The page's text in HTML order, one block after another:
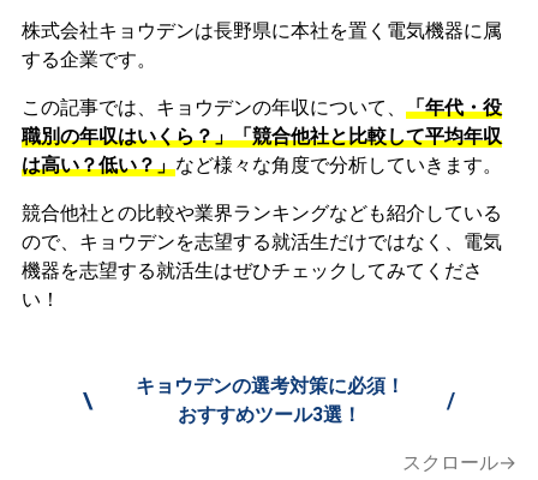
株式会社キョウデンは長野県に本社を置く電気機器に属
する企業です。
この記事では、キョウデンの年収について、 「年代・役
職別の年収はいくら？」「競合他社と比較して平均年収
は高い？低い？」など様々な角度で分析していきます。
競合他社との比較や業界ランキングなども紹介している
ので、キョウデンを志望する就活生だけではなく、電気
機器を志望する就活生はぜひチェックしてみてくださ
い！
\
キョウデンの選考対策に必須！
おすすめツール3選！
/
スクロール→